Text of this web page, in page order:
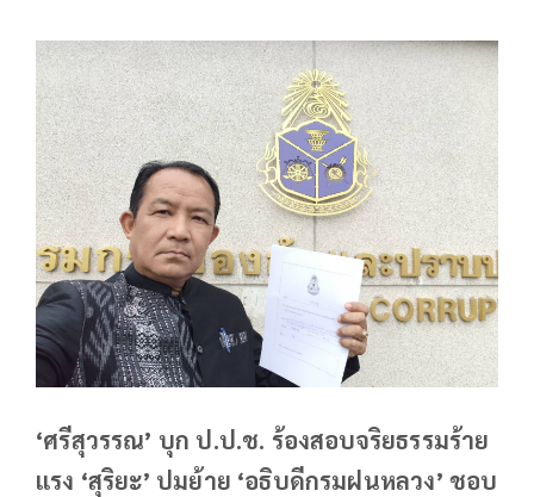
‘ศรีสุวรรณ’ บุก ป.ป.ช. ร้องสอบจริยธรรมร้าย
แรง ‘สุริยะ’ ปมย้าย ‘อธิบดีกรมฝนหลวง’ ชอบ